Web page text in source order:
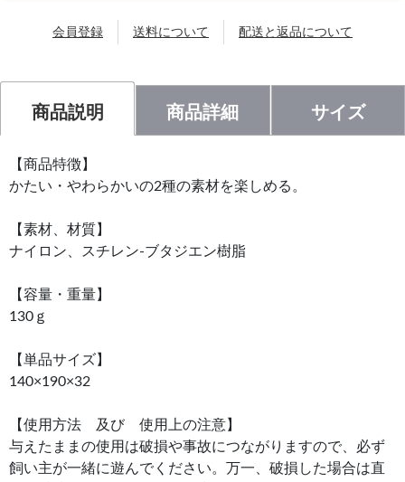
会員登録 送料について 配送と返品について
商品説明 商品詳細 サイズ
【商品特徴】
かたい・やわらかいの2種の素材を楽しめる。
【素材、材質】
ナイロン、スチレン‐ブタジエン樹脂
【容量・重量】
130ｇ
【単品サイズ】
140×190×32
【使用方法 及び 使用上の注意】
与えたままの使用は破損や事故につながりますので、必ず
飼い主が一緒に遊んでください。万一、破損した場合は直